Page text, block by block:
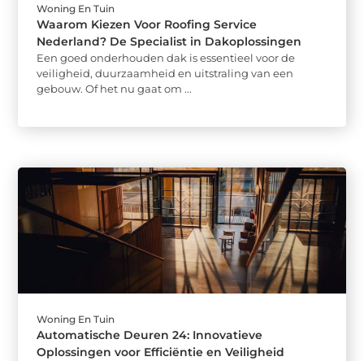
Woning En Tuin
Waarom Kiezen Voor Roofing Service
Nederland? De Specialist in Dakoplossingen
Een goed onderhouden dak is essentieel voor de
veiligheid, duurzaamheid en uitstraling van een
gebouw. Of het nu gaat om ...
Woning En Tuin
Automatische Deuren 24: Innovatieve
Oplossingen voor Efficiëntie en Veiligheid